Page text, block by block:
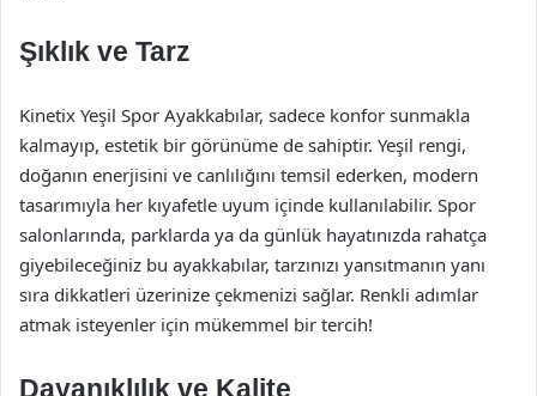
Şıklık ve Tarz
Kinetix Yeşil Spor Ayakkabılar, sadece konfor sunmakla
kalmayıp, estetik bir görünüme de sahiptir. Yeşil rengi,
doğanın enerjisini ve canlılığını temsil ederken, modern
tasarımıyla her kıyafetle uyum içinde kullanılabilir. Spor
salonlarında, parklarda ya da günlük hayatınızda rahatça
giyebileceğiniz bu ayakkabılar, tarzınızı yansıtmanın yanı
sıra dikkatleri üzerinize çekmenizi sağlar. Renkli adımlar
atmak isteyenler için mükemmel bir tercih!
Dayanıklılık ve Kalite